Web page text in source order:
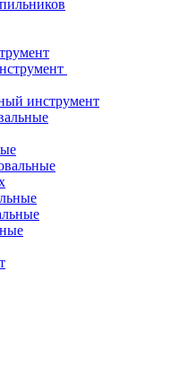
инструмент